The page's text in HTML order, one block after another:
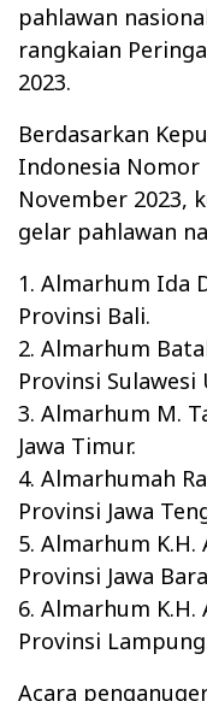
pahlawan
rangkaian
2023.
Berdasarkan
Indonesia Nomor
November 2023,
gelar pahlawan
1. Almarhum Ida
Provinsi Bali.
2. Almarhum
Provinsi Sulawesi
3. Almarhum M.
Jawa Timur.
4. Almarhumah
Provinsi Jawa
5. Almarhum
Provinsi Jawa
6. Almarhum
Provinsi
Acara